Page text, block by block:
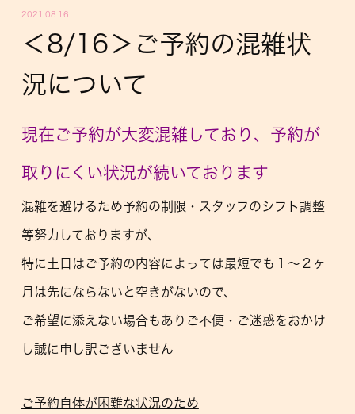
2021.08.16
＜8/16＞ご予約の混雑状
況について
現在ご予約が大変混雑しており、予約が
取りにくい状況が続いております
混雑を避けるため予約の制限・スタッフのシフト調整
等努力しておりますが、
特に土日はご予約の内容によっては最短でも１〜２ヶ
月は先にならないと空きがないので、
ご希望に添えない場合もありご不便・ご迷惑をおかけ
し誠に申し訳ございません
ご予約自体が困難な状況のため